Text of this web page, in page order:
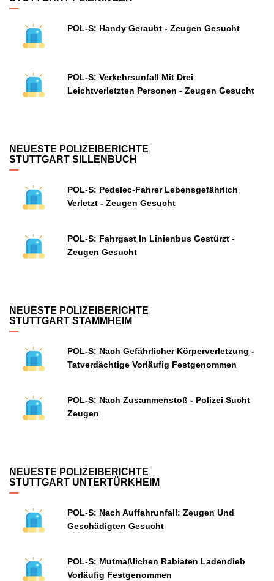
POL-S: Handy Geraubt - Zeugen Gesucht
POL-S: Verkehrsunfall Mit Drei
Leichtverletzten Personen - Zeugen Gesucht
NEUESTE POLIZEIBERICHTE
STUTTGART SILLENBUCH
POL-S: Pedelec-Fahrer Lebensgefährlich
Verletzt - Zeugen Gesucht
POL-S: Fahrgast In Linienbus Gestürzt -
Zeugen Gesucht
NEUESTE POLIZEIBERICHTE
STUTTGART STAMMHEIM
POL-S: Nach Gefährlicher Körperverletzung -
Tatverdächtige Vorläufig Festgenommen
POL-S: Nach Zusammenstoß - Polizei Sucht
Zeugen
NEUESTE POLIZEIBERICHTE
STUTTGART UNTERTÜRKHEIM
POL-S: Nach Auffahrunfall: Zeugen Und
Geschädigten Gesucht
POL-S: Mutmaßlichen Rabiaten Ladendieb
Vorläufig Festgenommen